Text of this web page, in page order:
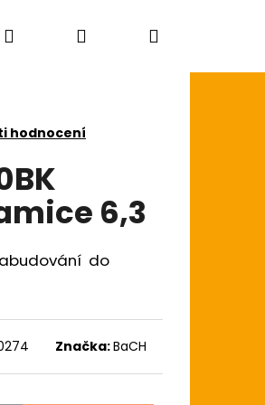
Hledat PřihlášeníNákupní
hodnocení
6,3
do
Značka:BaCH